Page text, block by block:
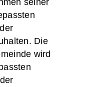
Die
wird